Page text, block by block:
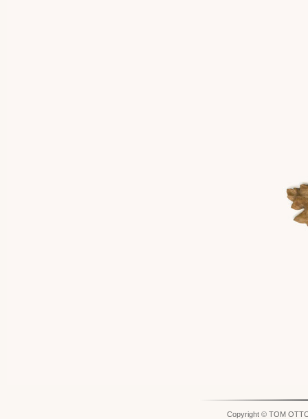
Copyright © TOM